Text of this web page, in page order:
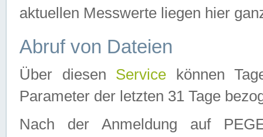
aktuellen Messwerte liegen hier
Abruf von Dateien
Über diesen Service können
Parameter der letzten 31 Tage
Nach der Anmeldung auf